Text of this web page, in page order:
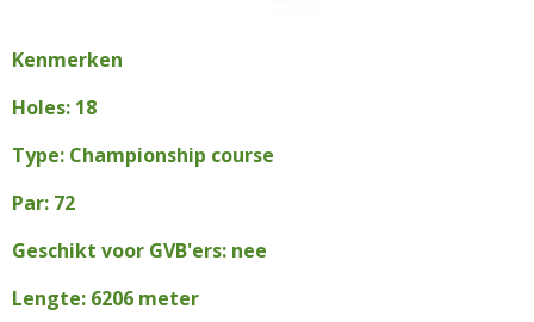
Kenmerken
Holes: 18
Type: Championship course
Par: 72
Geschikt voor GVB'ers: nee
Lengte: 6206 meter